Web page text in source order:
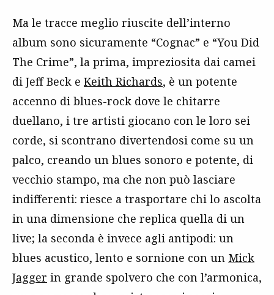
Ma le tracce meglio riuscite dell’interno
album sono sicuramente “Cognac” e “You Did
The Crime”, la prima, impreziosita dai camei
di Jeff Beck e Keith Richards, è un potente
accenno di blues-rock dove le chitarre
duellano, i tre artisti giocano con le loro sei
corde, si scontrano divertendosi come su un
palco, creando un blues sonoro e potente, di
vecchio stampo, ma che non può lasciare
indifferenti: riesce a trasportare chi lo ascolta
in una dimensione che replica quella di un
live; la seconda è invece agli antipodi: un
blues acustico, lento e sornione con un Mick
Jagger in grande spolvero che con l’armonica,